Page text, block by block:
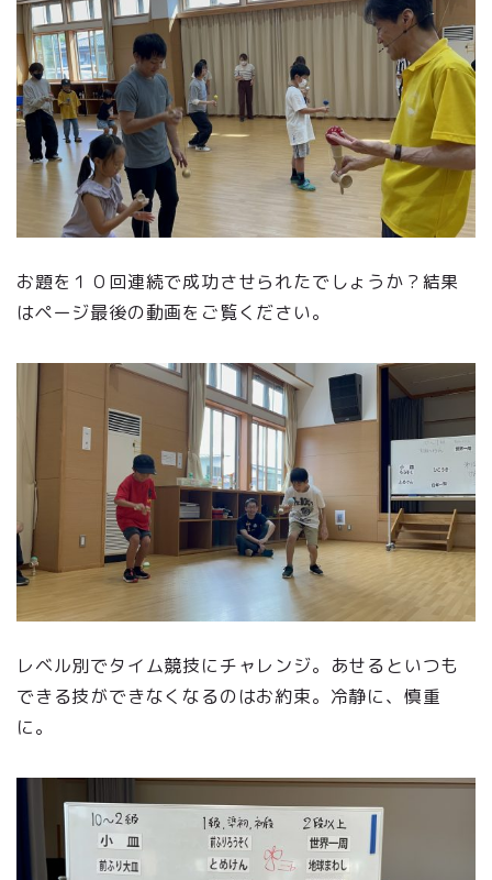
お題を１０回連続で成功させられたでしょうか？結果
はページ最後の動画をご覧ください。
レベル別でタイム競技にチャレンジ。あせるといつも
できる技ができなくなるのはお約束。冷静に、慎重
に。